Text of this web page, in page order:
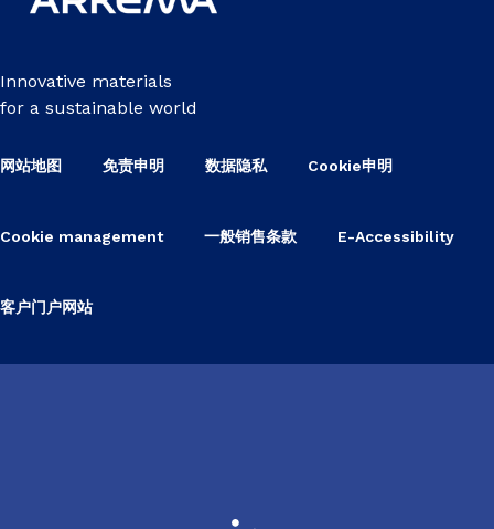
Innovative materials
for a sustainable world
网站地图 免责申明 数据隐私 Cookie申明
Cookie management 一般销售条款 E-Accessibility
客户门户网站